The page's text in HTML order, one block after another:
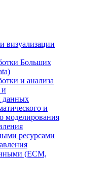
визуализации
Больших
и анализа
и
данных
и
моделирования
ресурсами
(ECM,